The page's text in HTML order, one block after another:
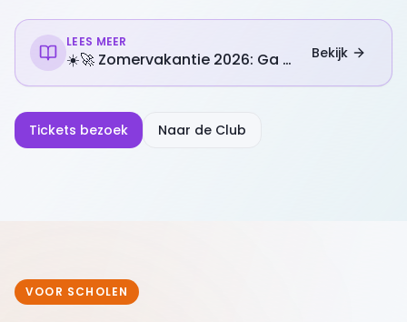
LEES MEER
☀️🚀 Zomervakantie 2026: Ga op een buitenaards avontuur in het OntdekPunt! Bekijk
Tickets bezoek Naar de Club
VOOR SCHOLEN